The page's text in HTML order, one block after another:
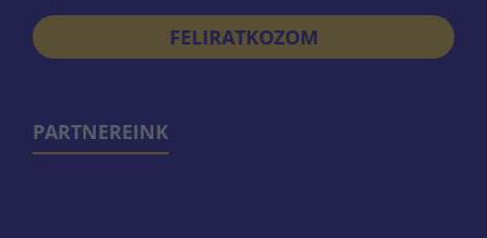
FELIRATKOZOM
PARTNEREINK